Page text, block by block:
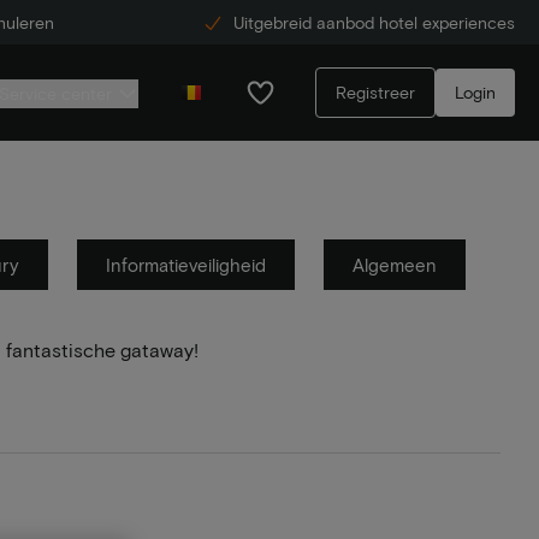
Uitgebreid aanbod hotel experiences
Registreer Login
Informatieveiligheid Algemeen
gataway!